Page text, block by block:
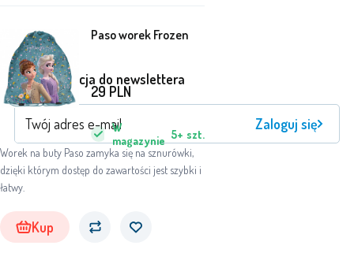
Paso worek Frozen
Worek na buty Paso zamyka się na sznurówki,
dzięki którym dostęp do zawartości jest szybki i
łatwy.
W
magazynie 5+ szt.
29 PLN
Kup
Rejestracja do newslettera
Zaloguj się